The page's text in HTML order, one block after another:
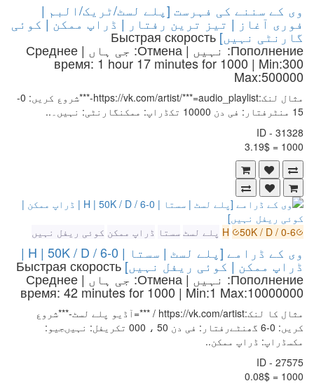
وی کے سننے کی فہرست [پلے لسٹ/ٹریک/البم |
فوری آغاز | تیز ترین رفتار | ڈراپ ممکن | کوئی
گارنٹی نہیں] Быстрая скорость
Пополнение: نہیں | Отмена: جی ہاں | Среднее
время: 1 hour 17 minutes for 1000 | Min:300
Max:500000
مثال لنک:https://vk.com/artist/***=audio_playlist-***شروع کریں: 0-
15 منٹرفتار: فی دن 10000 تکڈراپ: ممکنگارنٹی: نہیں۔..
ID - 31328
1000 = 3.19$
0-6 / H
50K / D پلے لسٹ سستا ڈراپ ممکن کوئی ریفل نہیں
وی کے ڈرامے [پلے لسٹ | سستا | 0-6 / H | 50K / D |
ڈراپ ممکن | کوئی ریفل نہیں] Быстрая скорость
Пополнение: نہیں | Отмена: جی ہاں | Среднее
время: 42 minutes for 1000 | Min:1 Max:10000000
مثال کا لنک:https://vk.com/artist / ***=آڈیو پلے لسٹ-***شروع
کریں: 0-6 گھنٹےرفتار: فی دن 50 ، 000 تکریفل: نہیںجیو:
مکسڈراپ: ڈراپ ممکن..
ID - 27575
1000 = 0.08$